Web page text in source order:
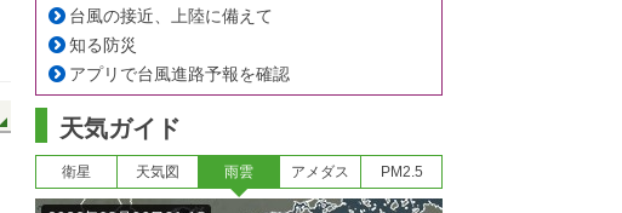
台風の接近、上陸に備えて
知る防災
アプリで台風進路予報を確認
天気ガイド
衛星 天気図 雨雲 アメダス PM2.5